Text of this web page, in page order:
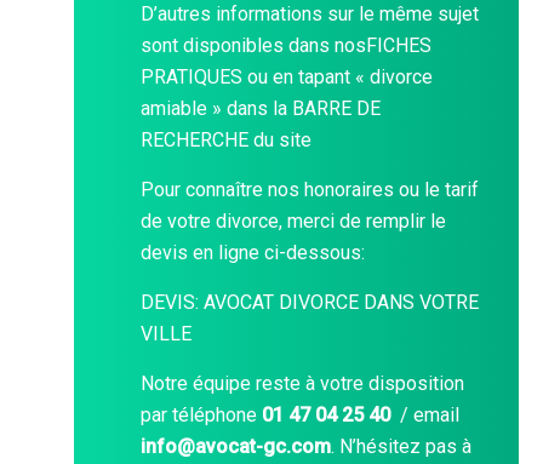
D’autres informations sur le même sujet
sont disponibles dans nosFICHES
PRATIQUES ou en tapant « divorce
amiable » dans la BARRE DE
RECHERCHEdu site
Pour connaître nos honoraires ou le tarif
de votre divorce, merci de remplir le
devis en ligne ci-dessous:
DEVIS: AVOCAT DIVORCE DANS VOTRE
VILLE
Notre équipe reste à votre disposition
par téléphone 01 47 04 25 40 / email
info@avocat-gc.com. N’hésitez pas à